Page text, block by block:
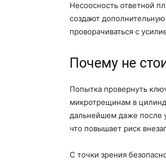
Несоосность ответной
создают
проворачиваться с
Почему не
Попытка провернуть
микротрещинам в
дальнейшем даже после
что повышает риск
С точки зрения